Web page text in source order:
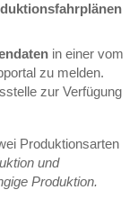
in einer vom
zu melden.
zur Verfügung
Produktionsarten
und
Produktion.